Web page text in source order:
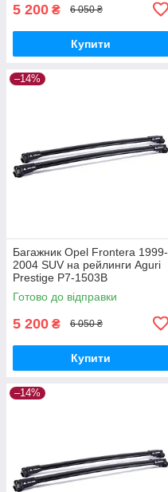
5 200 ₴ 6 050 ₴
Купити
–14%
Багажник Opel Frontera 1999-
2004 SUV на рейлинги Aguri
Prestige P7-1503B
Готово до відправки
5 200 ₴ 6 050 ₴
Купити
–14%